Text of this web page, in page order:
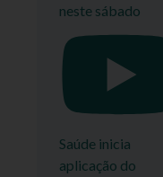
neste sábado
Saúde inicia
aplicação do